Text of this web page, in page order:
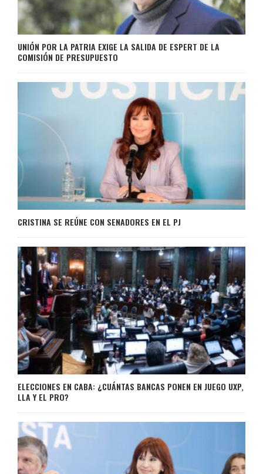
UNIÓN POR LA PATRIA EXIGE LA SALIDA DE ESPERT DE LA
COMISIÓN DE PRESUPUESTO
CRISTINA SE REÚNE CON SENADORES EN EL PJ
ELECCIONES EN CABA: ¿CUÁNTAS BANCAS PONEN EN JUEGO UXP,
LLA Y EL PRO?